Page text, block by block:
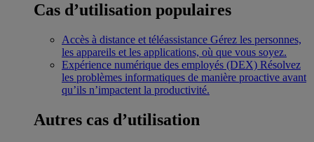
Cas d’utilisation populaires
Accès à distance et téléassistance Gérez les personnes,
les appareils et les applications, où que vous soyez.
Expérience numérique des employés (DEX) Résolvez
les problèmes informatiques de manière proactive avant
qu’ils n’impactent la productivité.
Autres cas d’utilisation